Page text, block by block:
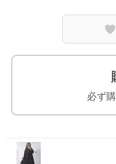
必ず